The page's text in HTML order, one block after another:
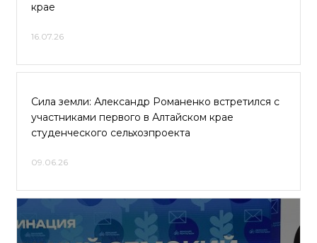
крае
16.07.26
Сила земли: Александр Романенко встретился с
участниками первого в Алтайском крае
студенческого сельхозпроекта
09.06.26